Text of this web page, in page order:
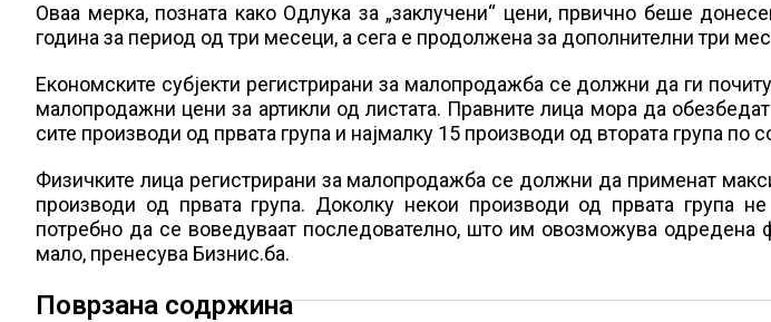
Оваа мерка, позната како Одлука за „заклучени“ цени, првично беше
година за период од три месеци, а сега е продолжена за дополнителни три
Економските субјекти регистрирани за малопродажба се должни да ги
малопродажни цени за артикли од листата. Правните лица мора да
сите производи од првата група и најмалку 15 производи од втората група по
Физичките лица регистрирани за малопродажба се должни да применат
производи од првата група. Доколку некои производи од првата група
потребно да се воведуваат последователно, што им овозможува одредена
мало, пренесува Бизнис.ба.
Поврзана содржина